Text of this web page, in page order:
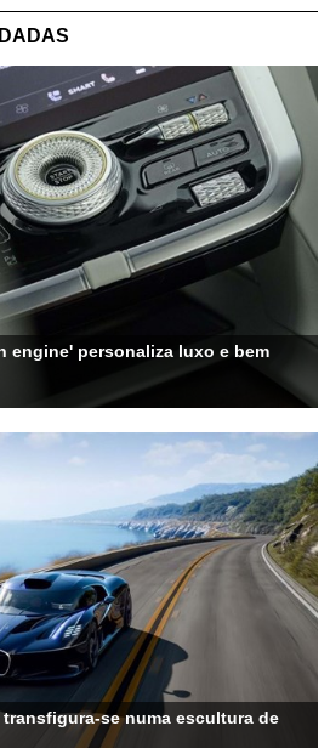
engine' personaliza luxo e bem
se numa escultura de